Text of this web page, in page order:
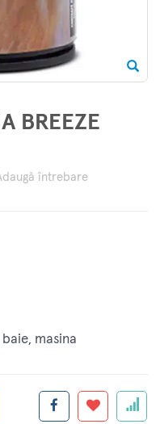
BREEZE
întrebare
masina